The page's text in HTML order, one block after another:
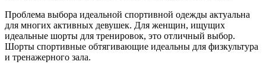
Проблема выбора идеальной спортивной одежды актуальна
для многих активных девушек. Для женщин, ищущих
идеальные шорты для тренировок, это отличный выбор.
Шорты спортивные обтягивающие идеальны для физкультура
и тренажерного зала.